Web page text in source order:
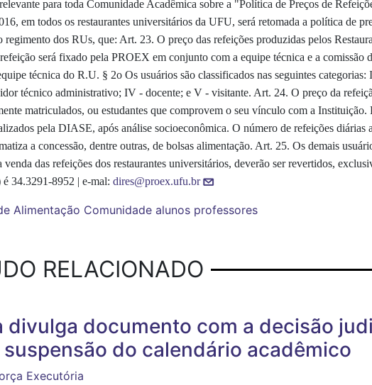
para toda Comunidade Acadêmica sobre a "Política de Preços de
em todos os restaurantes universitários da UFU, será retomada a política de
dos RUs, que: Art. 23. O preço das refeições produzidas pelos
será fixado pela PROEX em conjunto com a equipe técnica e a comissão
técnica do R.U. § 2o Os usuários são classificados nas seguintes categorias:
técnico administrativo; IV - docente; e V - visitante. Art. 24. O preço da
matriculados, ou estudantes que comprovem o seu vínculo com a Instituição.
pela DIASE, após análise socioeconômica. O número de refeições diárias
a concessão, dentre outras, de bolsas alimentação. Art. 25. Os demais
das refeições dos restaurantes universitários, deverão ser revertidos,
34.3291-8952 | e-mal: dires@proex.ufu.br
Alimentação Comunidade alunos professores
RELACIONADO
divulga documento com a decisão
suspensão do calendário acadêmico
Executória